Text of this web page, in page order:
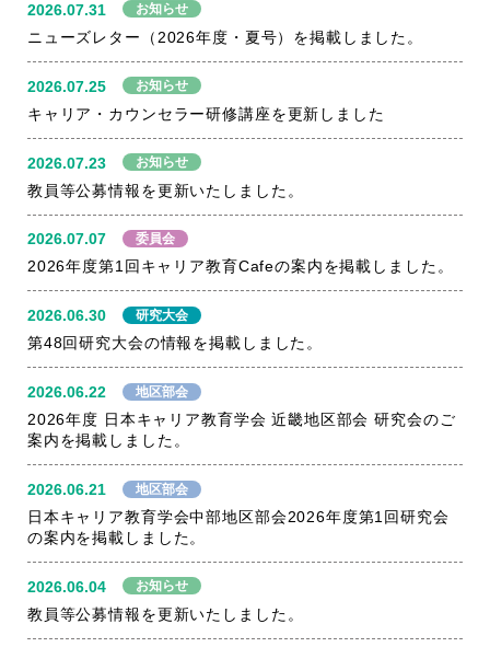
2026.07.31 お知らせ
ニューズレター（2026年度・夏号）を掲載しました。
2026.07.25 お知らせ
キャリア・カウンセラー研修講座を更新しました
2026.07.23 お知らせ
教員等公募情報を更新いたしました。
2026.07.07 委員会
2026年度第1回キャリア教育Cafeの案内を掲載しました。
2026.06.30 研究大会
第48回研究大会の情報を掲載しました。
2026.06.22 地区部会
2026年度 日本キャリア教育学会 近畿地区部会 研究会のご
案内を掲載しました。
2026.06.21 地区部会
日本キャリア教育学会中部地区部会2026年度第1回研究会
の案内を掲載しました。
2026.06.04 お知らせ
教員等公募情報を更新いたしました。